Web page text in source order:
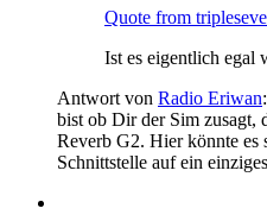
Quote from
Ist es eigentlich egal
Antwort von Radio Eriwan
bist ob Dir der Sim zusagt,
Reverb G2. Hier könnte es
Schnittstelle auf ein